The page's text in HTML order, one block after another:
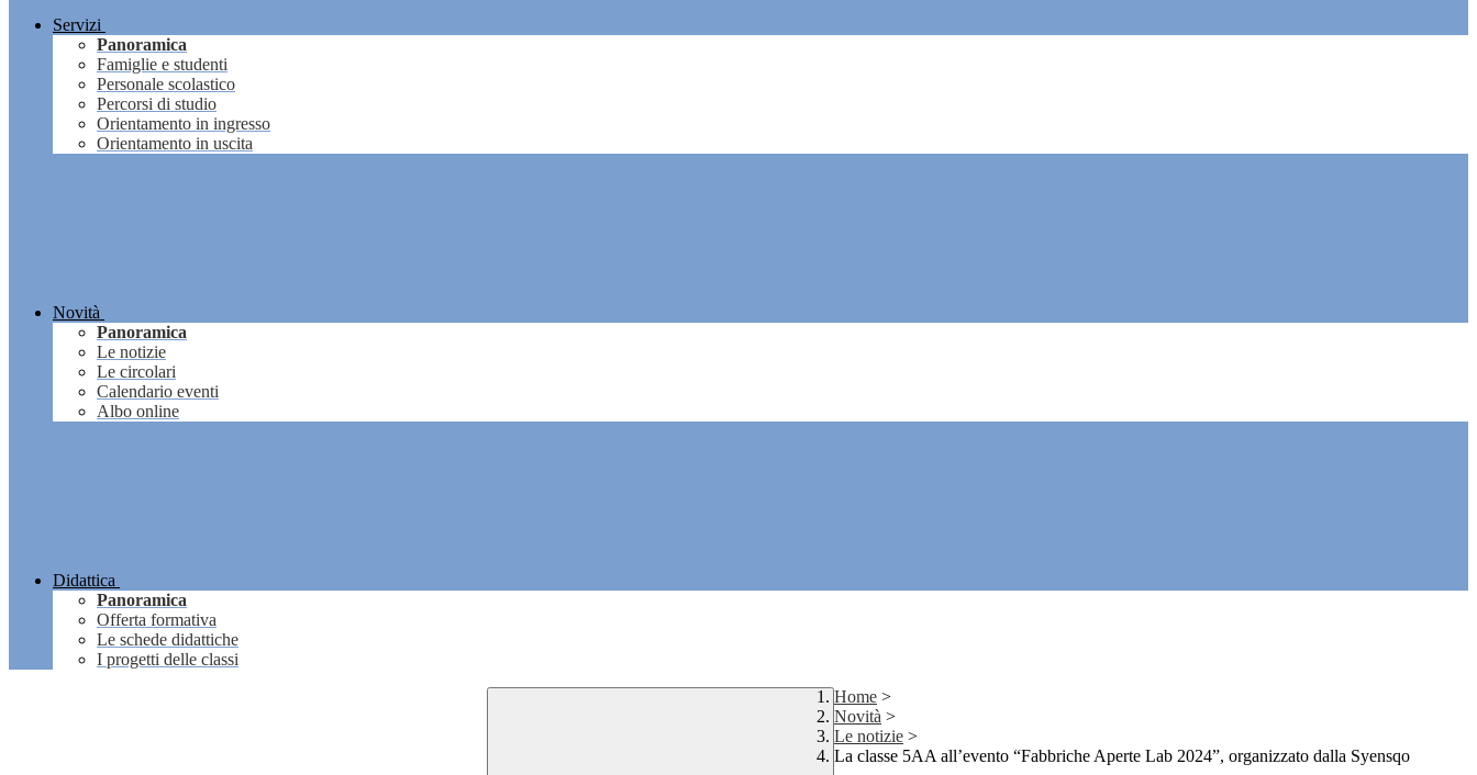
Servizi
Panoramica
Famiglie e studenti
Personale scolastico
Percorsi di studio
Orientamento in ingresso
Orientamento in uscita
Novità
Panoramica
Le notizie
Le circolari
Calendario eventi
Albo online
Didattica
Panoramica
Offerta formativa
Le schede didattiche
I progetti delle classi
Home >
Novità >
Le notizie >
La classe 5AA all’evento “Fabbriche Aperte Lab 2024”, organizzato dalla Syensqo